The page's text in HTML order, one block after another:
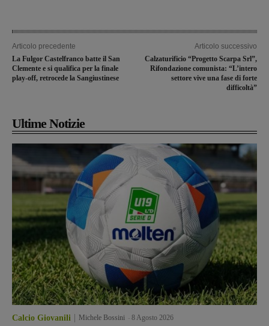
Articolo precedente
La Fulgor Castelfranco batte il San
Clemente e si qualifica per la finale
play-off, retrocede la Sangiustinese
Articolo successivo
Calzaturificio “Progetto Scarpa Srl”,
Rifondazione comunista: “L’intero
settore vive una fase di forte
difficoltà”
Ultime Notizie
Calcio Giovanili Michele Bossini 8 Agosto 2026